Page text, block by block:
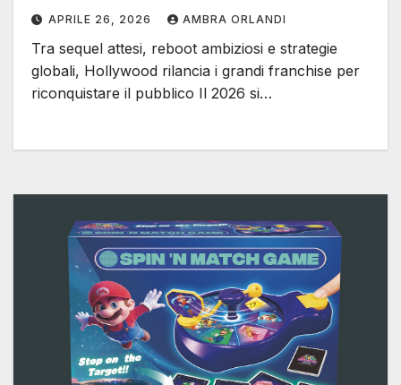
APRILE 26, 2026 AMBRA ORLANDI
Tra sequel attesi, reboot ambiziosi e strategie
globali, Hollywood rilancia i grandi franchise per
riconquistare il pubblico Il 2026 si…